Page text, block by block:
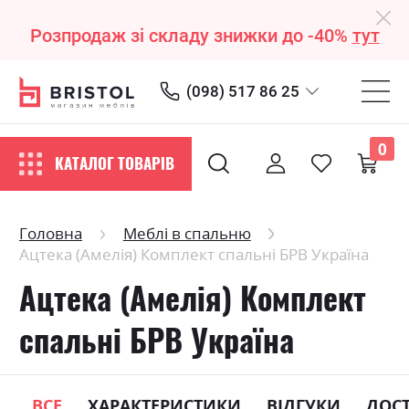
Розпродаж зі складу знижки до -40% тут
(098) 517 86 25
КАТАЛОГ ТОВАРІВ
0
Головна
Меблі в спальню
Ацтека (Амелія) Комплект спальні БРВ Україна
Ацтека (Амелія) Комплект
спальні БРВ Україна